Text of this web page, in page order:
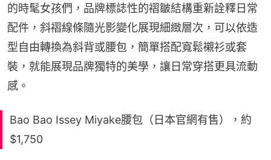
的時髦女孩們，品牌標誌性的褶皺結構重新詮釋日常
配件，斜褶線條隨光影變化展現細緻層次，可以依造
型自由轉換為斜背或腰包，簡單搭配寬鬆襯衫或套
裝，就能展現品牌獨特的美學，讓日常穿搭更具流動
感。
Bao Bao Issey Miyake腰包（日本官網有售），約
$1,750